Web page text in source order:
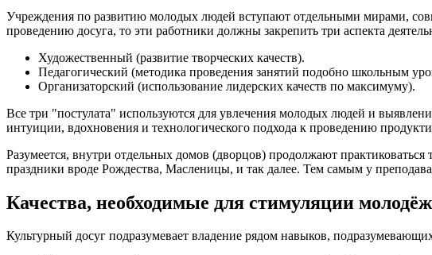
Учреждения по развитию молодых людей вступают отдельными мирами,
проведению досуга, то эти работники должны закрепить три аспекта
Художественный (развитие творческих качеств).
Педагогический (методика проведения занятий подобно школьным
Организаторский (использование лидерских качеств по максимуму).
Все три "постулата" используются для увлечения молодых людей и
интуиции, вдохновения и технологического подхода к проведению
Разумеется, внутри отдельных домов (дворцов) продолжают
праздники вроде Рождества, Масленицы, и так далее. Тем самым у
Качества, необходимые для стимуляции
Культурный досуг подразумевает владение рядом навыков,